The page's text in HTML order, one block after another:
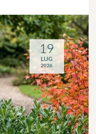
19
LUG
2026